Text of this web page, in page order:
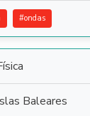
#ondas
Baleares